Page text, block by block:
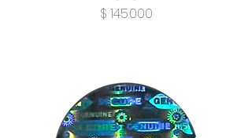
Precio
$ 145.000